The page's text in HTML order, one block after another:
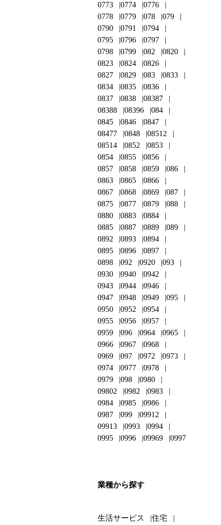
0773
0774
0776
0778
0779 078
079
0790
0791
0794
0795
0796
0797
0798
0799 082
0820
0823
0824
0826
0827
0829 083
0833
0834
0835
0836
0837
0838
08387
08388
08396
084
0845
0846
0847
08477
0848
08512
08514
0852
0853
0854
0855
0856
0857
0858 0859
086
0863
0865
0866
0867
0868 0869
087
0875
0877 0879
088
0880
0883
0884
0885
0887 0889
089
0892
0893
0894
0895
0896
0897
0898
092 0920
093
0930
0940
0942
0943
0944
0946
0947
0948 0949
095
0950
0952
0954
0955
0956
0957
0959
096 0964
0965
0966
0967
0968
0969
097 0972
0973
0974
0977
0978
0979
098
0980
09802
0982
0983
0984
0985
0986
0987
099
09912
09913
0993
0994
0995
0996 09969 0997
業種から探す
生活サービス 住宅